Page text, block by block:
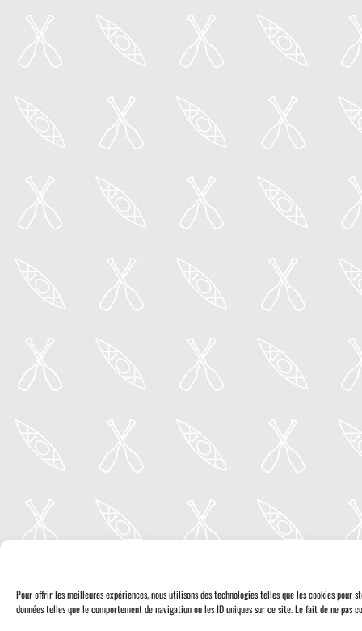
Pour offrir les meilleures expériences, nous utilisons des technologies telles que les cookies
données telles que le comportement de navigation ou les ID uniques sur ce site. Le fait de ne